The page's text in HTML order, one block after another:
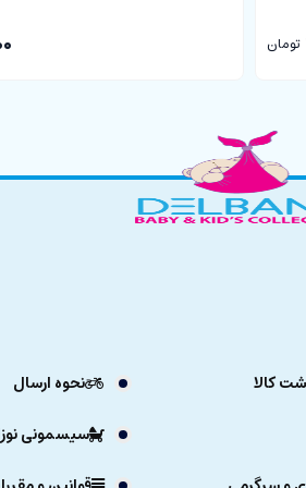
تومان
نحوه ارسال
سیسمونی